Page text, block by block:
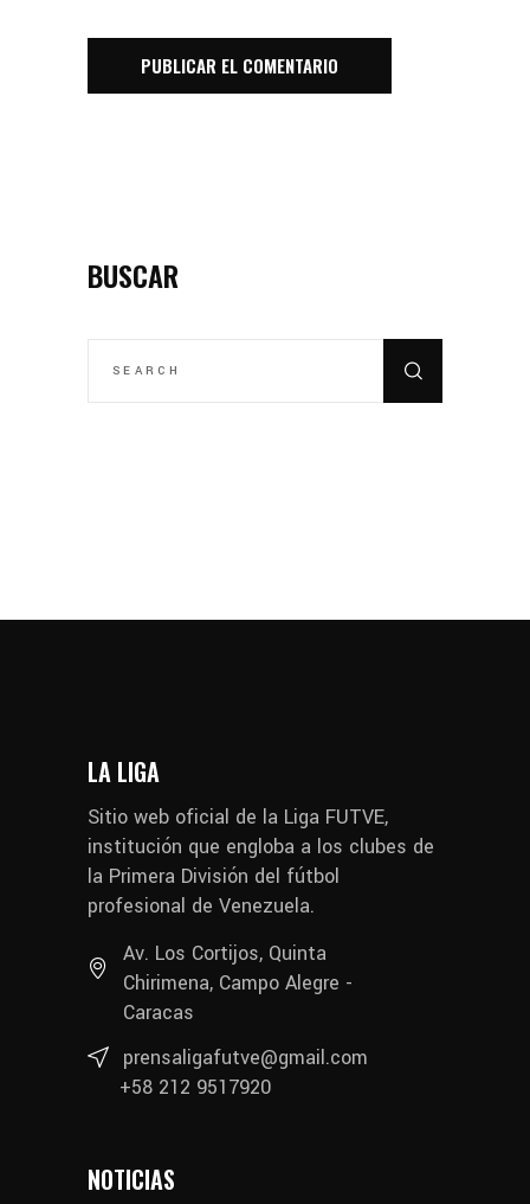
BUSCAR
LA LIGA
Sitio web oficial de la Liga FUTVE,
institución que engloba a los clubes de
la Primera División del fútbol
profesional de Venezuela.
Av. Los Cortijos, Quinta
Chirimena, Campo Alegre -
Caracas
prensaligafutve@gmail.com
+58 212 9517920
NOTICIAS